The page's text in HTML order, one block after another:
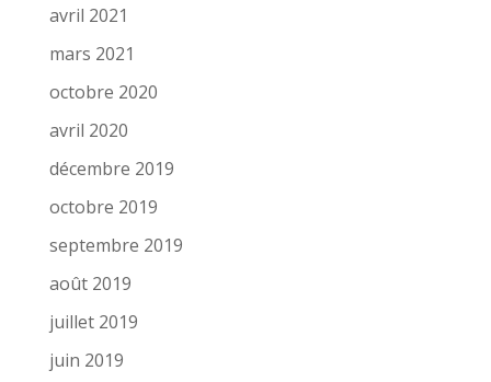
avril 2021
mars 2021
octobre 2020
avril 2020
décembre 2019
octobre 2019
septembre 2019
août 2019
juillet 2019
juin 2019